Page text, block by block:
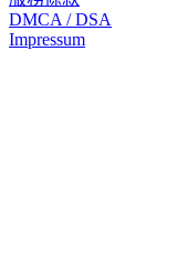
DMCA / DSA
Impressum